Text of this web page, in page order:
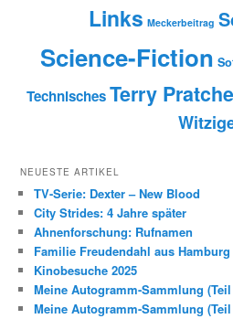
Links Meckerbeitrag
Science-Fiction
TechnischesTerry
NEUESTE ARTIKEL
TV-Serie: Dexter – New Blood
City Strides: 4 Jahre später
Ahnenforschung: Rufnamen
Familie Freudendahl aus Hamburg
Kinobesuche 2025
Meine Autogramm-Sammlung
Meine Autogramm-Sammlung